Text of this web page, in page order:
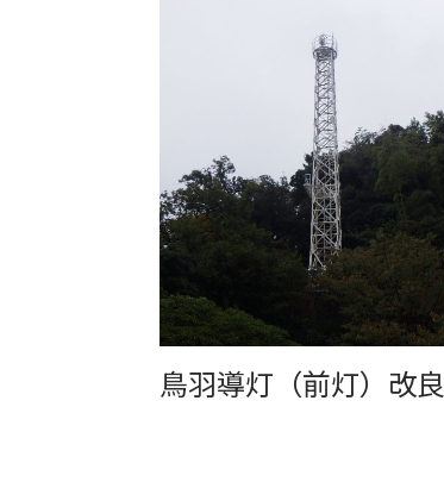
鳥羽導灯（前灯）改